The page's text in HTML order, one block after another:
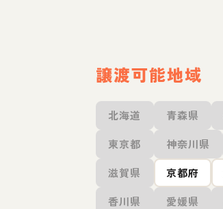
譲渡可能地域
北海道 青森県
東京都
神奈川県
滋賀県
京都府
香川県
愛媛県